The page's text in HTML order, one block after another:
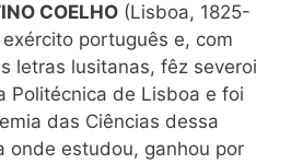
COELHO (Lisboa, 1825-
português e, com
letras lusitanas, fêz severoi
Politécnica de Lisboa e foi
das Ciências dessa
onde estudou, ganhou por